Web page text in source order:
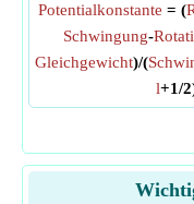
Potentialkonstante = (
Schwingung-
Gleichgewicht)/(
l+1/